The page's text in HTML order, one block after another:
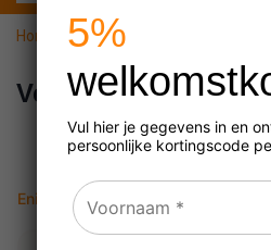
Home »Veneto
Veneto
Enig resultaat
5%
Vul hier je gegevens in en
persoonlijke kortingscode